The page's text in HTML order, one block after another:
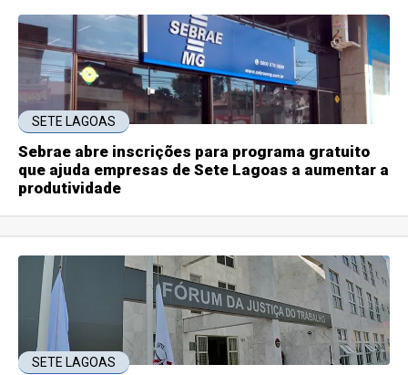
SETE LAGOAS
Sebrae abre inscrições para programa gratuito
que ajuda empresas de Sete Lagoas a aumentar a
produtividade
SETE LAGOAS